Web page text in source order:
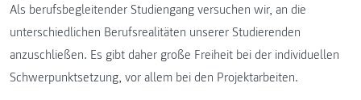
Als berufsbegleitender Studiengang versuchen wir, an die
unterschiedlichen Berufsrealitäten unserer Studierenden
anzuschließen. Es gibt daher große Freiheit bei der individuellen
Schwerpunktsetzung, vor allem bei den Projektarbeiten.